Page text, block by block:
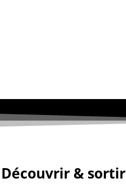
Découvrir & sortir